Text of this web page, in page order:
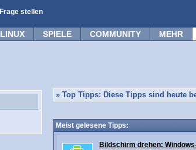
Frage stellen
LINUX SPIELE COMMUNITY MEHR
»Top Tipps: Diese Tipps sind heute
Meist gelesene Tipps:
Bildschirm drehen: